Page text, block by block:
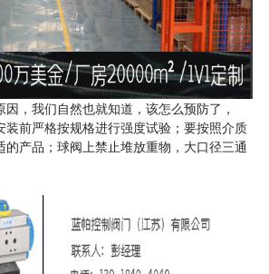
，我们自然也就知道，该怎么预防了，
装前严格按规格进行强度试验；要按照介质
产品；球阀上禁止堆放重物，大口径三通